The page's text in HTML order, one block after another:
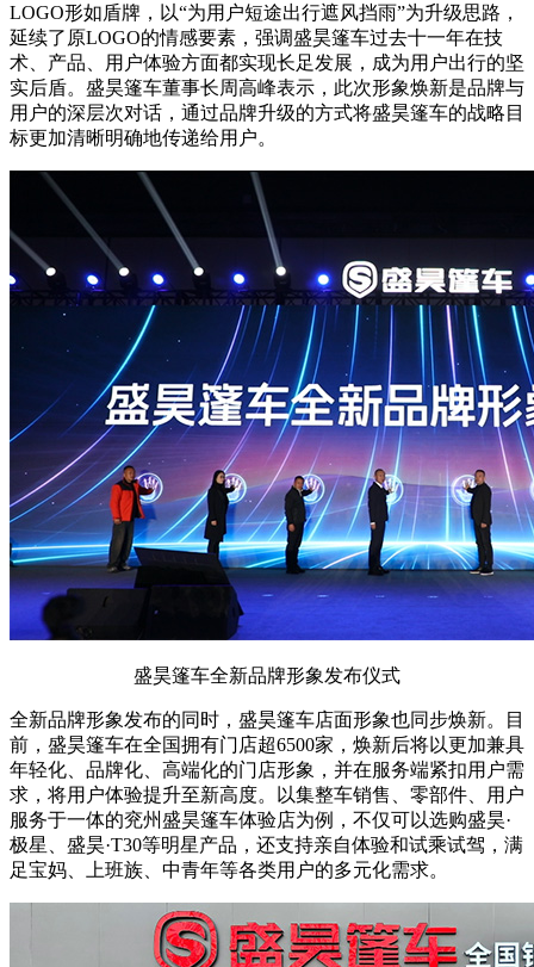
LOGO形如盾牌，以“为用户短途出行遮风挡雨”为升级思路，
延续了原LOGO的情感要素，强调盛昊篷车过去十一年在技
术、产品、用户体验方面都实现长足发展，成为用户出行的坚
实后盾。盛昊篷车董事长周高峰表示，此次形象焕新是品牌与
用户的深层次对话，通过品牌升级的方式将盛昊篷车的战略目
标更加清晰明确地传递给用户。
盛昊篷车全新品牌形象发布仪式
全新品牌形象发布的同时，盛昊篷车店面形象也同步焕新。目
前，盛昊篷车在全国拥有门店超6500家，焕新后将以更加兼具
年轻化、品牌化、高端化的门店形象，并在服务端紧扣用户需
求，将用户体验提升至新高度。以集整车销售、零部件、用户
服务于一体的兖州盛昊篷车体验店为例，不仅可以选购盛昊·
极星、盛昊·T30等明星产品，还支持亲自体验和试乘试驾，满
足宝妈、上班族、中青年等各类用户的多元化需求。